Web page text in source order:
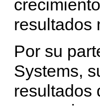
resultados
Por su
Systems,
resultados